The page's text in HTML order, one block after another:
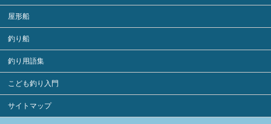
屋形船
釣り船
釣り用語集
こども釣り入門
サイトマップ